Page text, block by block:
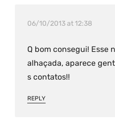
06/10/2013 at 12:38
Q bom consegui! Esse
alhaçada, aparece
s contatos!!
REPLY